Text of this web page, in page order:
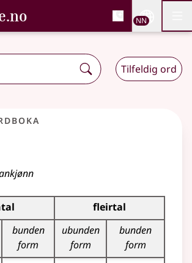
, Bokmålsordboka og
NN
Tilfeldig ord
for dette substantivet
fleirtal
bunden
form
ubunden
form
bunden
form